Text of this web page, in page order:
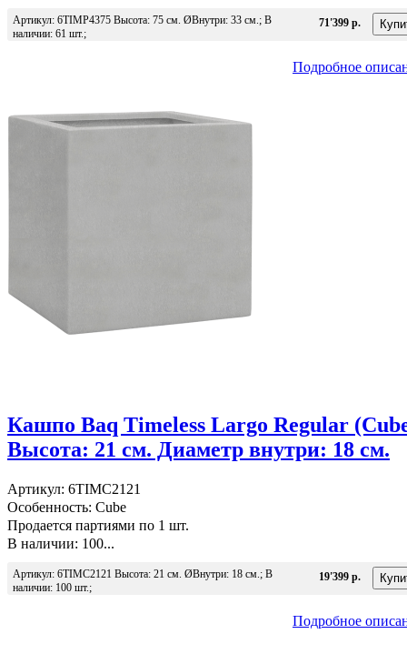
Артикул: 6TIMP4375 Высота: 75 см. ØВнутри: 33 см.; В
наличии: 61 шт.;
71'399 р.
Подробное
Кашпо Baq Timeless Largo Regular
Высота: 21 см. Диаметр внутри: 18 см.
Артикул: 6TIMC2121
Особенность: Cube
Продается партиями по 1 шт.
В наличии: 100...
Артикул: 6TIMC2121 Высота: 21 см. ØВнутри: 18 см.; В
наличии: 100 шт.;
19'399 р.
Подробное